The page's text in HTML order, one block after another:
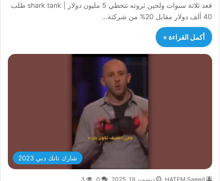
قعد ثلاثة سنوات ولحين ثروته تتخطي 5 مليون دولار | shark tank طلب
40 ألف دولار مقابل 20% من شركتة…
أكمل القراءة »
شارك تانك دبي 2023
HATEM Saeed ديسمبر 19, 2025 0
3